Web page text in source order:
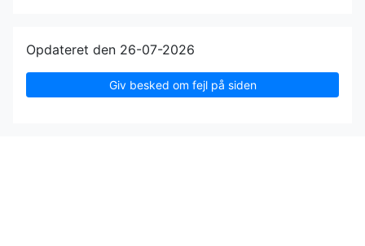
Opdateret den 26-07-2026
Giv besked om fejl på siden